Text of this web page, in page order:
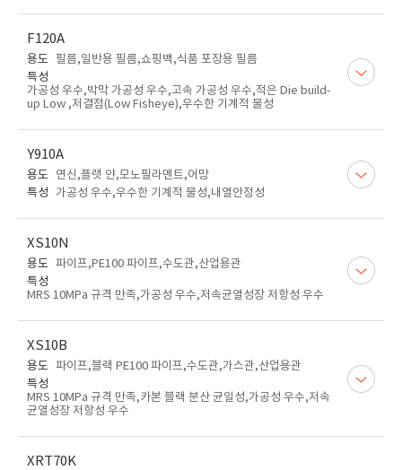
F120A
용도 필름,일반용 필름,쇼핑백,식품 포장용 필름
특성
가공성 우수,박막 가공성 우수,고속 가공성 우수,적은 Die build-
up Low ,저결점(Low Fisheye),우수한 기계적 물성
Y910A
용도
연신,플랫 얀,모노필라멘트,어망
특성 가공성 우수,우수한 기계적 물성,내열안정성
XS10N
용도 파이프,PE100 파이프,수도관,산업용관
특성
MRS 10MPa 규격 만족,가공성 우수,저속균열성장 저항성 우수
XS10B
용도 파이프,블랙 PE100 파이프,수도관,가스관,산업용관
특성
MRS 10MPa 규격 만족,카본 블랙 분산 균일성,가공성 우수,저속
균열성장 저항성 우수
XRT70K